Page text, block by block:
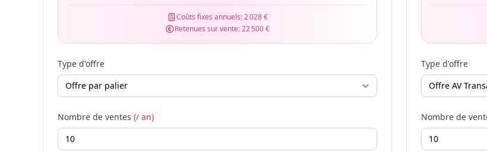
Coûts fixes annuels:2 028 €
Retenues sur vente:22 500 €
Type d'offre
Nombre de ventes (/ an)
Type d'offre
Nombre de